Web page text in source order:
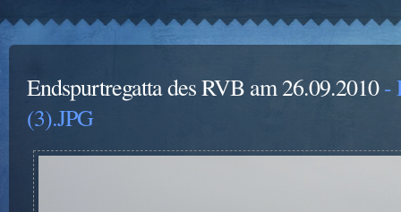
Endspurtregatta des RVB am 26.09.2010-
(3).JPG